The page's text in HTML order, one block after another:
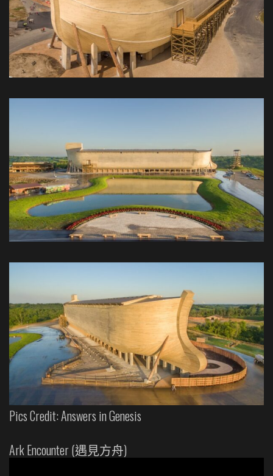
Pics Credit: Answers in Genesis
Ark Encounter (遇見方舟)